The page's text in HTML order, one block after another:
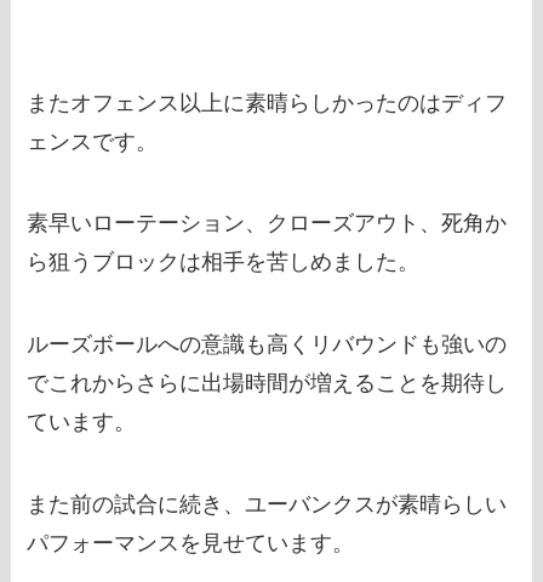
またオフェンス以上に素晴らしかったのはディフ
ェンスです。
素早いローテーション、クローズアウト、死角か
ら狙うブロックは相手を苦しめました。
ルーズボールへの意識も高くリバウンドも強いの
でこれからさらに出場時間が増えることを期待し
ています。
また前の試合に続き、ユーバンクスが素晴らしい
パフォーマンスを見せています。